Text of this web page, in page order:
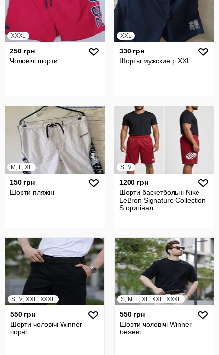
XXXL
250 грн
Чоловічі шорти
XXL
330 грн
Шорты мужские р.XXL
M, L, XL
150 грн
Шорти пляжні
S, M
1200 грн
Шорти баскетбольні Nike
LeBron Signature Collection
S оригінал
S, M, XXL, XXXL
550 грн
Шорти чоловічі Winner
чорні
S, M, L, XL, XXL, XXXL
550 грн
Шорти чоловічі Winner
бежеві